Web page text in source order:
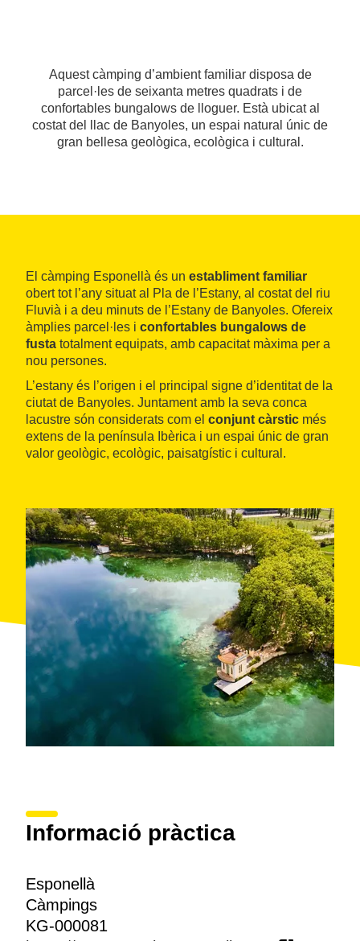
Aquest càmping d’ambient familiar disposa de
parcel·les de seixanta metres quadrats i de
confortables bungalows de lloguer. Està ubicat al
costat del llac de Banyoles, un espai natural únic de
gran bellesa geològica, ecològica i cultural.
El càmping Esponellà és un establiment familiar
obert tot l’any situat al Pla de l’Estany, al costat del riu
Fluvià i a deu minuts de l’Estany de Banyoles. Ofereix
àmplies parcel·les i confortables bungalows de
fusta totalment equipats, amb capacitat màxima per a
nou persones.
L’estany és l’origen i el principal signe d’identitat de la
ciutat de Banyoles. Juntament amb la seva conca
lacustre són considerats com el conjunt càrstic més
extens de la península Ibèrica i un espai únic de gran
valor geològic, ecològic, paisatgístic i cultural.
Informació pràctica
Esponellà
Càmpings
KG-000081